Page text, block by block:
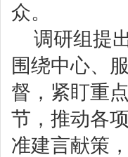
众。
调研组提
围绕中心、
督，紧盯重
节，推动各
准建言献策